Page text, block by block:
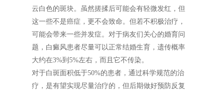
云白色的斑块。虽然搓揉后可能会有轻微发红，但
这一些不是癌症，更不会致命。但若不积极治疗，
可能会带来一些并发症。对于病友们关心的婚育问
题，白癜风患者尽量可以正常结婚生育，遗传概率
大约在3%到5%左右，而且它不传染。
对于白斑面积低于50%的患者，通过科学规范的治
疗，是有望实现尽量治疗的，但后期做好预防反复